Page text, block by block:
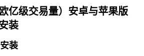
亿级交易量）安卓与苹果版
装
装